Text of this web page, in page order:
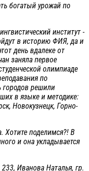
богатый урожай по
институт -
в историю ФИЯ, да и
день вдалеке от
заняла первое
олимпиаде
по
городов решили
в языке и методике:
Новокузнецк, Горно-
Хотите поделимся?! В
и она укладывается
Иванова Наталья, гр.